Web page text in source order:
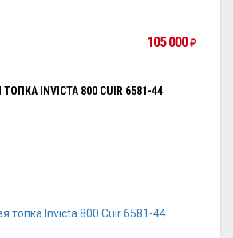
105 000₽
INVICTA 800 CUIR 6581-44